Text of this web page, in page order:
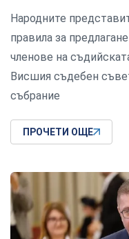
Народните
правила за
членове на
Висшия съдебен
събрание
ПРОЧЕТИ ОЩЕ